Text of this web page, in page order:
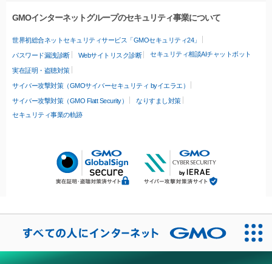
GMOインターネットグループのセキュリティ事業について
世界初総合ネットセキュリティサービス「GMOセキュリティ24」
パスワード漏洩診断 Webサイトリスク診断 セキュリティ相談AIチャットボット
実在証明・盗聴対策
サイバー攻撃対策（GMOサイバーセキュリティ byイエラエ）
サイバー攻撃対策（GMO Flatt Security）
なりすまし対策
セキュリティ事業の軌跡